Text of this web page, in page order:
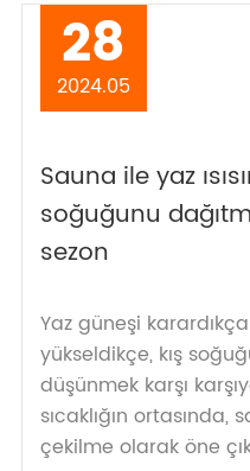
28
2024.05
Sauna ile yaz
soğuğunu
sezon
Yaz güneşi
yükseldikçe, kış
düşünmek karşı
sıcaklığın
çekilme olarak öne